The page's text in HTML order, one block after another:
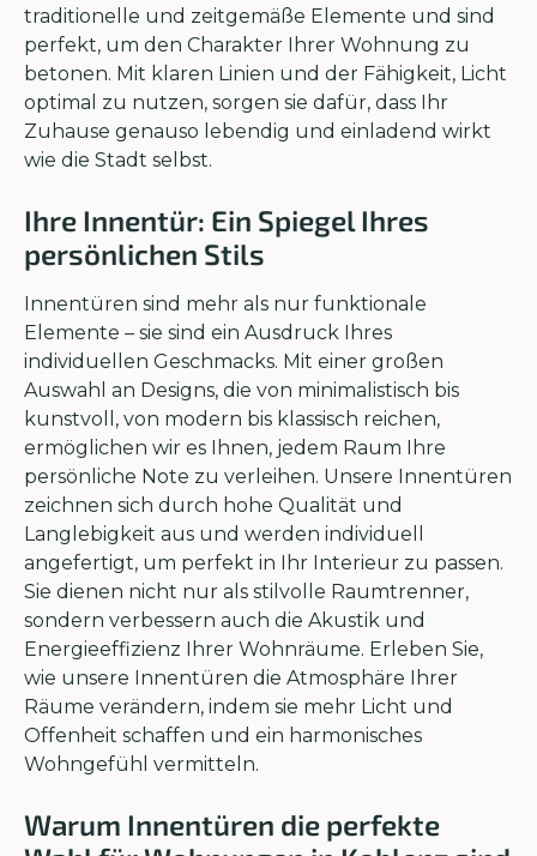
traditionelle und zeitgemäße Elemente und sind
perfekt, um den Charakter Ihrer Wohnung zu
betonen. Mit klaren Linien und der Fähigkeit, Licht
optimal zu nutzen, sorgen sie dafür, dass Ihr
Zuhause genauso lebendig und einladend wirkt
wie die Stadt selbst.
Ihre Innentür: Ein Spiegel Ihres
persönlichen Stils
Innentüren sind mehr als nur funktionale
Elemente – sie sind ein Ausdruck Ihres
individuellen Geschmacks. Mit einer großen
Auswahl an Designs, die von minimalistisch bis
kunstvoll, von modern bis klassisch reichen,
ermöglichen wir es Ihnen, jedem Raum Ihre
persönliche Note zu verleihen. Unsere Innentüren
zeichnen sich durch hohe Qualität und
Langlebigkeit aus und werden individuell
angefertigt, um perfekt in Ihr Interieur zu passen.
Sie dienen nicht nur als stilvolle Raumtrenner,
sondern verbessern auch die Akustik und
Energieeffizienz Ihrer Wohnräume. Erleben Sie,
wie unsere Innentüren die Atmosphäre Ihrer
Räume verändern, indem sie mehr Licht und
Offenheit schaffen und ein harmonisches
Wohngefühl vermitteln.
Warum Innentüren die perfekte